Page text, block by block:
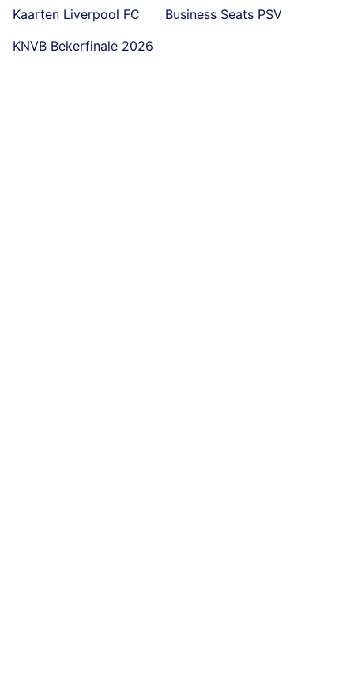
Kaarten Liverpool FC
Business Seats PSV
KNVB Bekerfinale 2026